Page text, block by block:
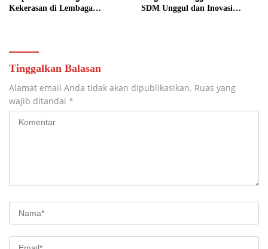
Kekerasan di Lembaga
SDM Unggul dan Inovasi
Tinggalkan Balasan
Alamat email Anda tidak akan dipublikasikan. Ruas yang
wajib ditandai *